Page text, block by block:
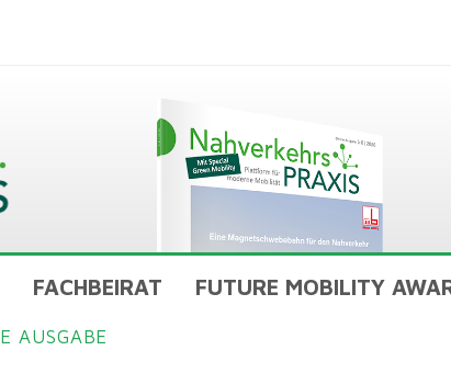
FACHBEIRAT FUTURE MOBILITY
AUSGABE